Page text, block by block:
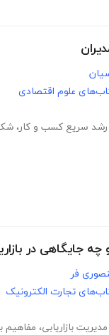
علوم اقتصادی
رشد سریع کسب و کار،
در
فر
تجارت الکترونیک
مدیریت بازاریابی، مفاهیم